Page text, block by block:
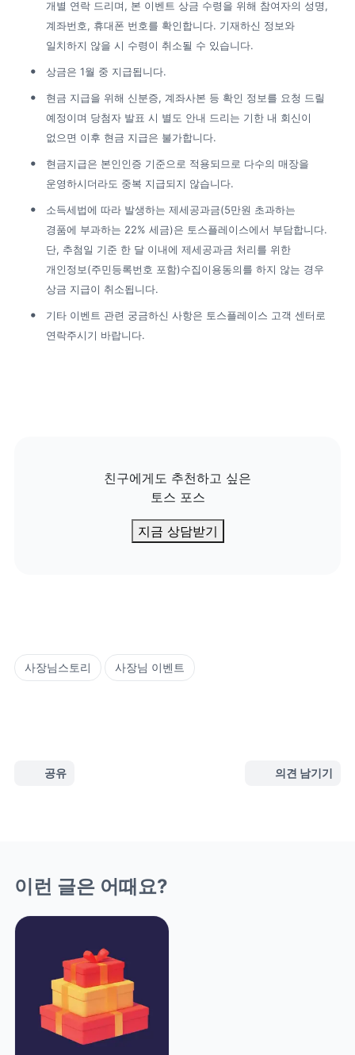
개별 연락 드리며, 본 이벤트 상금 수령을 위해 참여자의 성명,
계좌번호, 휴대폰 번호를 확인합니다. 기재하신 정보와
일치하지 않을 시 수령이 취소될 수 있습니다.
상금은 1월 중 지급됩니다.
현금 지급을 위해 신분증, 계좌사본 등 확인 정보를 요청 드릴
예정이며 당첨자 발표 시 별도 안내 드리는 기한 내 회신이
없으면 이후 현금 지급은 불가합니다.
현금지급은 본인인증 기준으로 적용되므로 다수의 매장을
운영하시더라도 중복 지급되지 않습니다.
소득세법에 따라 발생하는 제세공과금(5만원 초과하는
경품에 부과하는 22% 세금)은 토스플레이스에서 부담합니다.
단, 추첨일 기준 한 달 이내에 제세공과금 처리를 위한
개인정보(주민등록번호 포함)수집이용동의를 하지 않는 경우
상금 지급이 취소됩니다.
기타 이벤트 관련 궁금하신 사항은 토스플레이스 고객 센터로
연락주시기 바랍니다.
친구에게도 추천하고 싶은
토스 포스
지금 상담받기
사장님스토리 사장님 이벤트
공유 의견 남기기
이런 글은 어때요?